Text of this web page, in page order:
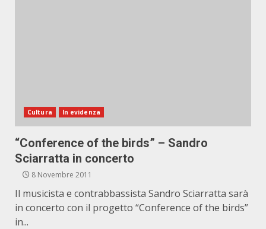
Cultura In evidenza
“Conference of the birds” – Sandro
Sciarratta in concerto
8 Novembre 2011
Il musicista e contrabbassista Sandro Sciarratta sarà
in concerto con il progetto “Conference of the birds”
in...